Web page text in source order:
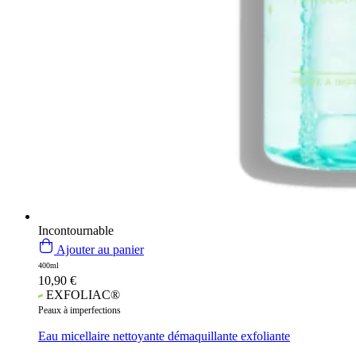
Incontournable
Ajouter au panier
400ml
10,90 €
EXFOLIAC®
Peaux à imperfections
Eau micellaire nettoyante démaquillante exfoliante